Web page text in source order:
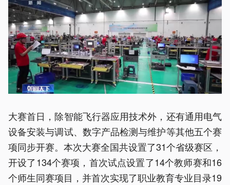
大赛首日，除智能飞行器应用技术外，还有通用电气
设备安装与调试、数字产品检测与维护等其他五个赛
项同步开赛。本次大赛全国共设置了31个省级赛区，
开设了134个赛项，首次试点设置了14个教师赛和16
个师生同赛项目，并首次实现了职业教育专业目录19